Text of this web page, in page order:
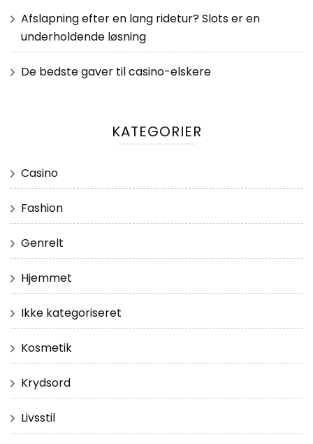
Afslapning efter en lang ridetur? Slots er en
underholdende løsning
De bedste gaver til casino-elskere
KATEGORIER
Casino
Fashion
Genrelt
Hjemmet
Ikke kategoriseret
Kosmetik
Krydsord
Livsstil